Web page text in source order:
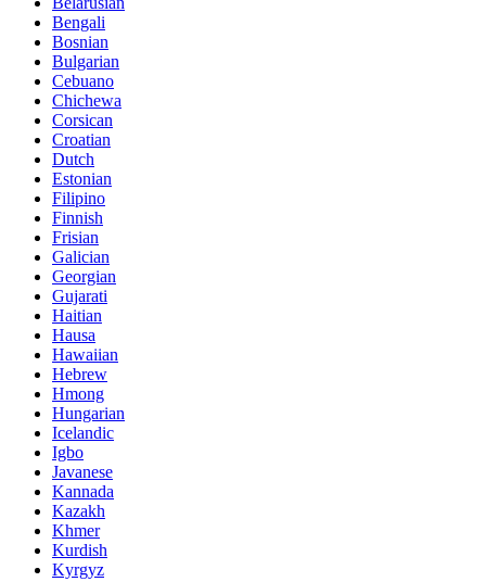
Bengali
Bosnian
Bulgarian
Cebuano
Chichewa
Corsican
Croatian
Dutch
Estonian
Filipino
Finnish
Frisian
Galician
Georgian
Gujarati
Haitian
Hausa
Hawaiian
Hebrew
Hmong
Hungarian
Icelandic
Igbo
Javanese
Kannada
Kazakh
Khmer
Kurdish
Kyrgyz